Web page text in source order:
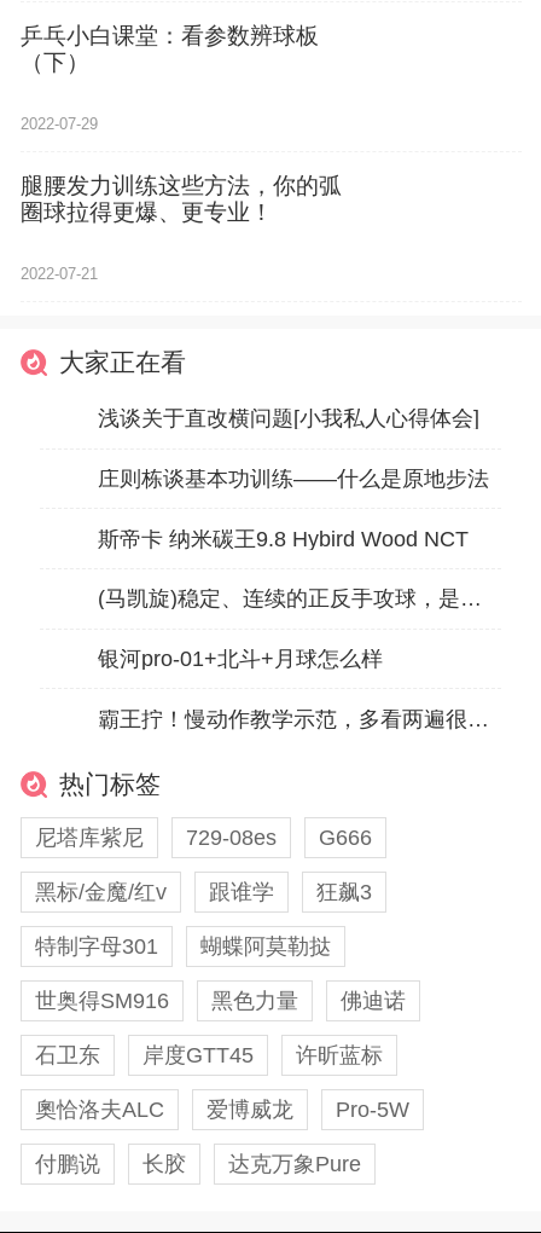
乒乓小白课堂：看参数辨球板
（下）
2022-07-29
腿腰发力训练这些方法，你的弧
圈球拉得更爆、更专业！
2022-07-21
大家正在看
浅谈关于直改横问题[小我私人心得体会]
庄则栋谈基本功训练——什么是原地步法
斯帝卡 纳米碳王9.8 Hybird Wood NCT
(马凯旋)稳定、连续的正反手攻球，是怎样练成的？
银河pro-01+北斗+月球怎么样
霸王拧！慢动作教学示范，多看两遍很有收获！
热门标签
尼塔库紫尼 729-08es G666
黑标/金魔/红v 跟谁学 狂飙3
特制字母301 蝴蝶阿莫勒挞
世奥得SM916 黑色力量 佛迪诺
石卫东 岸度GTT45 许昕蓝标
奧恰洛夫ALC 爱博威龙 Pro-5W
付鹏说 长胶 达克万象Pure